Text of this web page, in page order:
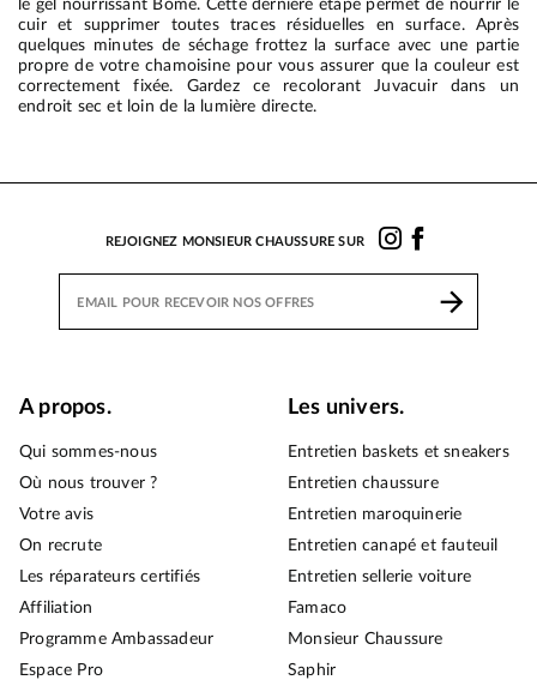
le gel nourrissant Bōme. Cette dernière étape permet de nourrir le
cuir et supprimer toutes traces résiduelles en surface. Après
quelques minutes de séchage frottez la surface avec une partie
propre de votre chamoisine pour vous assurer que la couleur est
correctement fixée. Gardez ce recolorant Juvacuir dans un
endroit sec et loin de la lumière directe.
REJOIGNEZ MONSIEUR CHAUSSURE SUR
A propos.
Qui sommes-nous
Où nous trouver ?
Votre avis
On recrute
Les réparateurs certifiés
Affiliation
Programme Ambassadeur
Espace Pro
Les univers.
Entretien baskets et sneakers
Entretien chaussure
Entretien maroquinerie
Entretien canapé et fauteuil
Entretien sellerie voiture
Famaco
Monsieur Chaussure
Saphir